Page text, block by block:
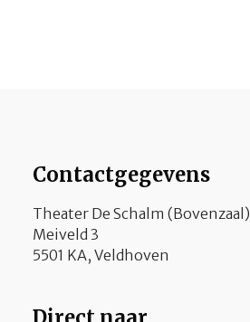
Contactgegevens
Theater De Schalm (Bovenzaal)
Meiveld 3
5501 KA, Veldhoven